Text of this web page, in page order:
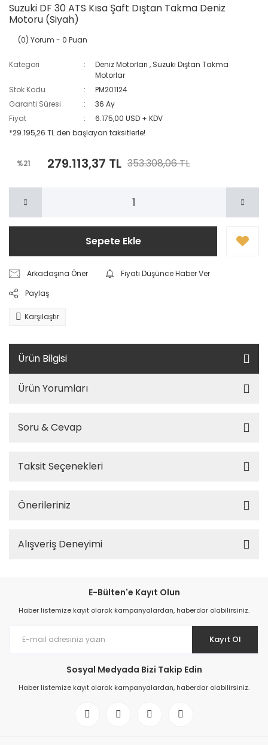
Suzuki DF 30 ATS Kısa Şaft Dıştan Takma Deniz
Motoru (Siyah)
(0) Yorum - 0 Puan
Kategori Deniz Motorları , Suzuki Dıştan Takma
Motorlar
Stok Kodu
PM201124
Garanti Süresi
36 Ay
Fiyat
6.175,00 USD + KDV
*29.195,26 TL den başlayan taksitlerle!
%21 279.113,37 TL 353.308,06 TL
Sepete Ekle
Arkadaşına Öner
Fiyatı Düşünce Haber Ver
Paylaş
Karşılaştır
Ürün Bilgisi
Ürün Yorumları
Soru & Cevap
Taksit Seçenekleri
Önerileriniz
Alışveriş Deneyimi
E-Bülten'e Kayıt Olun
Haber listemize kayıt olarak kampanyalardan, haberdar olabilirsiniz.
Kayıt Ol
Sosyal Medyada Bizi Takip Edin
Haber listemize kayıt olarak kampanyalardan, haberdar olabilirsiniz.